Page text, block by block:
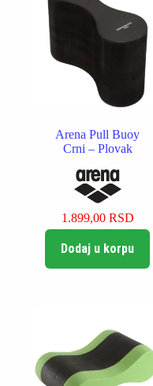
Arena Pull Buoy
Crni – Plovak
1.899,00 RSD
Dodaj u korpu